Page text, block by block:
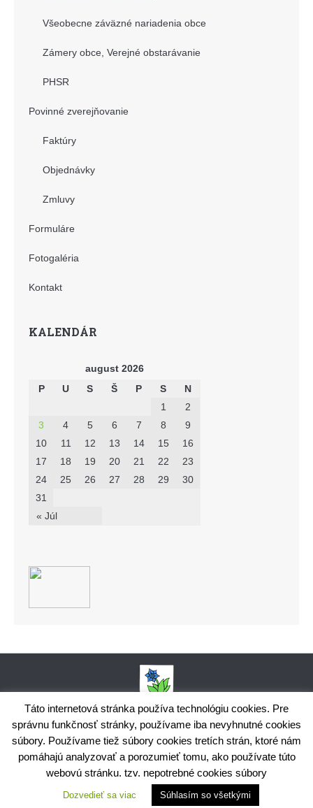
Všeobecne záväzné nariadenia obce
Zámery obce, Verejné obstarávanie
PHSR
Povinné zverejňovanie
Faktúry
Objednávky
Zmluvy
Formuláre
Fotogaléria
Kontakt
KALENDÁR
august 2026
P
U S Š P S N
« Júl
1
2
3
4 5 6 7 8
9
10
11 12 13 14 15
16
17
18 19 20 21 22
23
24
25 26 27 28 29
30
31
Obecný úrad Bodiná, č. 102, 018 15 Prečín,
+421424398035,www.bodina.eu
IČO: 00 692 522, Prima banka Slovensko, a.s., IBAN: SK25 5600 0000
0029 9178 8001
Ochrana osobných údajov
Využite možnosť získavania aktuálnych informácií s využitím
Táto internetová stránka používa technológiu cookies. Pre
správnu funkčnosť stránky, používame iba nevyhnutné cookies
súbory. Používame tiež súbory cookies tretích strán, ktoré nám
pomáhajú analyzovať a porozumieť tomu, ako používate túto
webovú stránku. tzv. nepotrebné cookies súbory
Dozvedieť sa viac Súhlasím so všetkými